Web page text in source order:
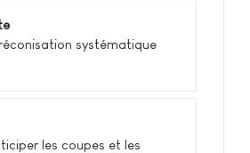
systématique
les coupes et les